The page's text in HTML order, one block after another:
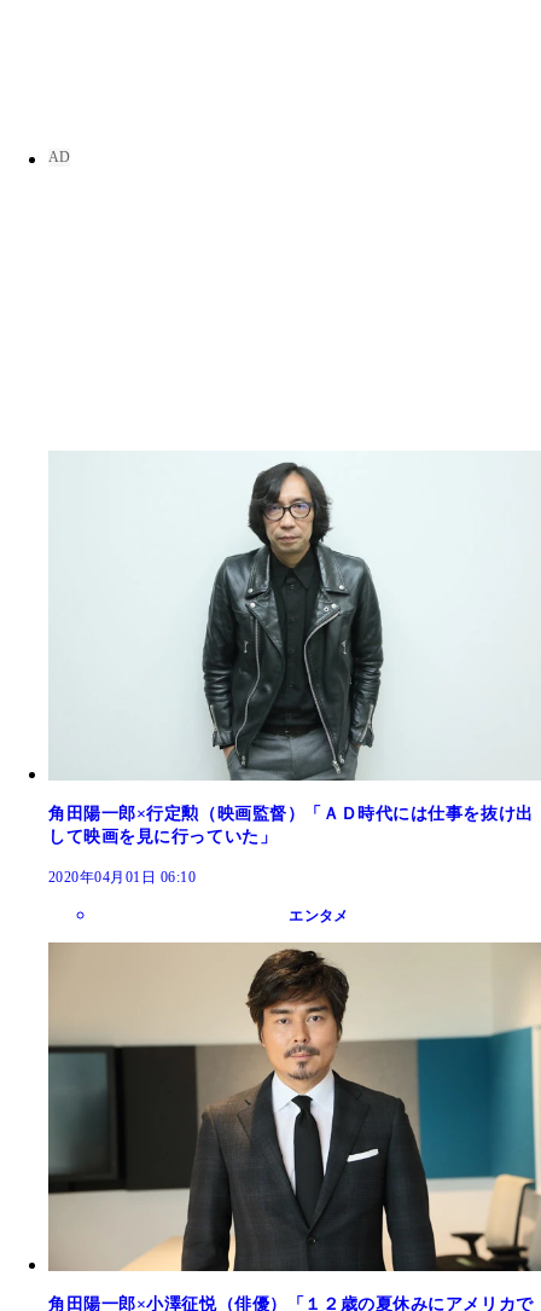
角田陽一郎×行定勲（映画監督）「ＡＤ時代には仕事を抜け出
して映画を見に行っていた」
2020年04月01日 06:10
エンタメ
角田陽一郎×小澤征悦（俳優）「１２歳の夏休みにアメリカで